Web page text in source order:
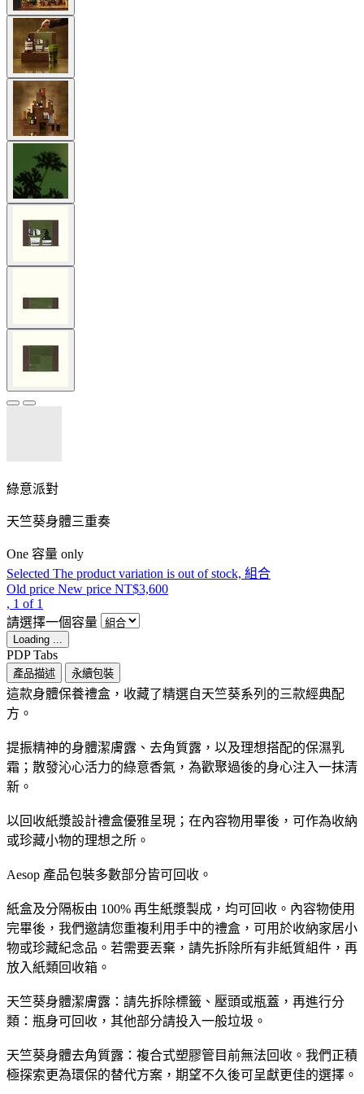
綠意派對
天竺葵身體三重奏
One 容量 only
Selected The product variation is out of stock, 組合
Old price New price NT$3,600
, 1 of 1
請選擇一個容量
Loading ...
PDP Tabs
產品描述 永續包裝
這款身體保養禮盒，收藏了精選自天竺葵系列的三款經典配
方。
提振精神的身體潔膚露、去角質露，以及理想搭配的保濕乳
霜；散發沁心活力的綠意香氣，為歡聚過後的身心注入一抹清
新。
以回收紙漿設計禮盒優雅呈現；在內容物用畢後，可作為收納
或珍藏小物的理想之所。 ​
Aesop 產品包裝多數部分皆可回收。
紙盒及分隔板由 100% 再生紙漿製成，均可回收。內容物使用
完畢後，我們邀請您重複利用手中的禮盒，可用於收納家居小
物或珍藏紀念品。若需要丟棄，請先拆除所有非紙質組件，再
放入紙類回收箱。
天竺葵身體潔膚露：請先拆除標籤、壓頭或瓶蓋，再進行分
類：瓶身可回收，其他部分請投入一般垃圾。
天竺葵身體去角質露：複合式塑膠管目前無法回收。我們正積
極探索更為環保的替代方案，期望不久後可呈獻更佳的選擇。​